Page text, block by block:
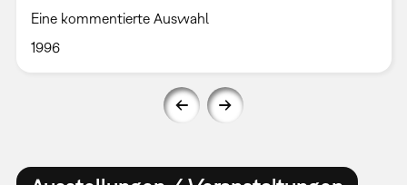
Eine kommentierte Auswahl
1996